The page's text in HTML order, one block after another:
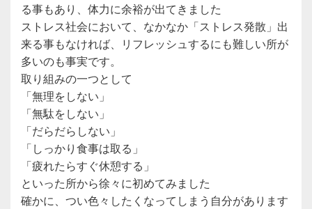
る事もあり、体力に余裕が出てきました
ストレス社会において、なかなか「ストレス発散」出
来る事もなければ、リフレッシュするにも難しい所が
多いのも事実です。
取り組みの一つとして
「無理をしない」
「無駄をしない」
「だらだらしない」
「しっかり食事は取る」
「疲れたらすぐ休憩する」
といった所から徐々に初めてみました
確かに、つい色々したくなってしまう自分があります